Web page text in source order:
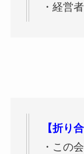
・経営
【折り
・この